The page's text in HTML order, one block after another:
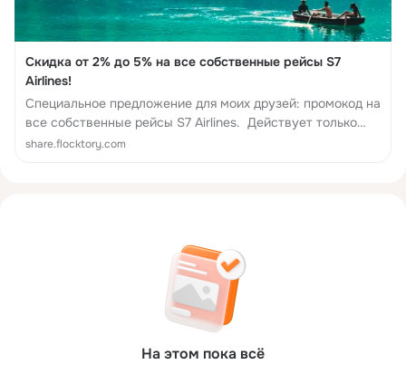
Скидка от 2% до 5% на все собственные рейсы S7
Airlines!
Специальное предложение для моих друзей: промокод на
все собственные рейсы S7 Airlines. Действует только
при покупке на s7.ru. Пользуйтесь!
share.flocktory.com
На этом пока всё